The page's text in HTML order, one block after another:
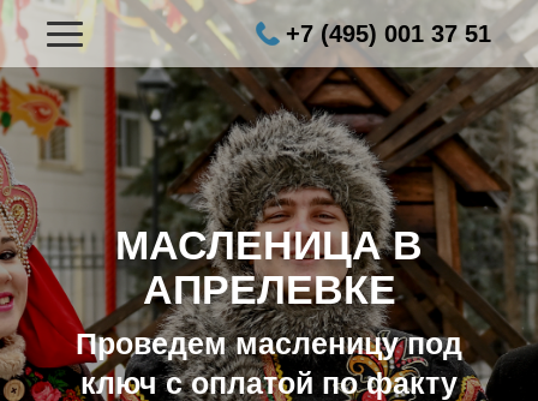
+7 (495) 001 37 51
МАСЛЕНИЦА В
АПРЕЛЕВКЕ
Проведем масленицу под
ключ с оплатой по факту